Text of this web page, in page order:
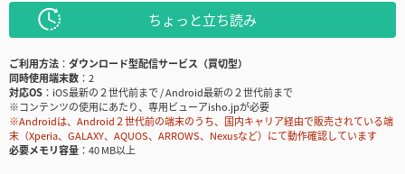
ちょっと立ち読み
ご利用方法
ダウンロード型配信サービス（買切型）
同時使用端末数
2
対応OS
iOS最新の２世代前まで / Android最新の２世代前まで
※コンテンツの使用にあたり、専用ビューアisho.jpが必要
※Androidは、Android２世代前の端末のうち、国内キャリア経由で販売されている端
末（Xperia、GALAXY、AQUOS、ARROWS、Nexusなど）にて動作確認しています
必要メモリ容量
40 MB以上